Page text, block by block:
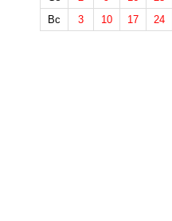
Вс
3 10 17 24